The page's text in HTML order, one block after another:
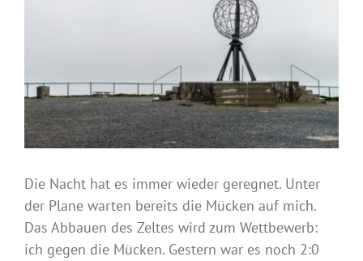
Die Nacht hat es immer wieder geregnet. Unter
der Plane warten bereits die Mücken auf mich.
Das Abbauen des Zeltes wird zum Wettbewerb:
ich gegen die Mücken. Gestern war es noch 2:0